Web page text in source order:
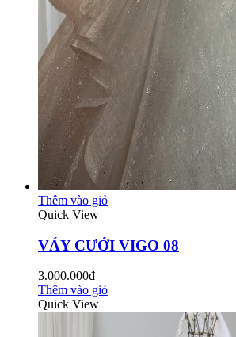
Thêm vào giỏ
Quick View
VÁY CƯỚI VIGO 08
3.000.000₫
Thêm vào giỏ
Quick View